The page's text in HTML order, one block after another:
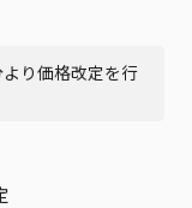
り価格改定を行